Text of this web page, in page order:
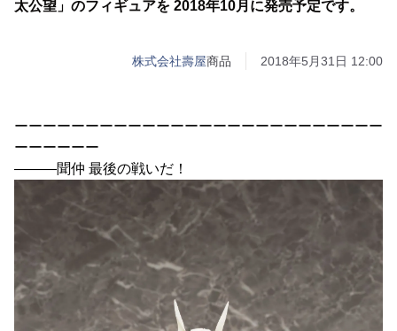
太公望」のフィギュアを 2018年10月に発売予定です。
株式会社壽屋商品 2018年5月31日 12:00
ーーーーーーーーーーーーーーーーーーーーーーーーーー
ーーーーーー
―――聞仲 最後の戦いだ！